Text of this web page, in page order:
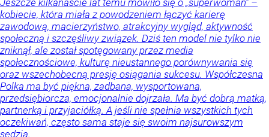
kobiecie, która miała z powodzeniem łączyć karierę
zawodową, macierzyństwo, atrakcyjny wygląd, aktywność
społeczną i szczęśliwy związek. Dziś ten model nie tylko nie
zniknął, ale został spotęgowany przez media
społecznościowe, kulturę nieustannego porównywania się
oraz wszechobecną presję osiągania sukcesu. Współczesna
Polka ma być piękna, zadbana, wysportowana,
przedsiębiorcza, emocjonalnie dojrzała. Ma być dobrą matką,
partnerką i przyjaciółką. A jeśli nie spełnia wszystkich tych
oczekiwań, często sama staje się swoim najsurowszym
sędzią.